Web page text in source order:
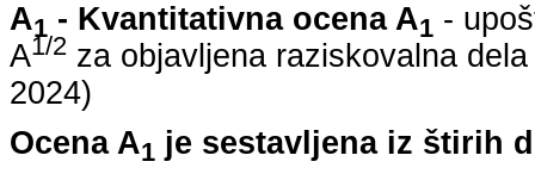
A1 - Kvantitativna ocena A1 -
A1/2 za objavljena raziskovalna
2024)
Ocena A1 je sestavljena iz štirih